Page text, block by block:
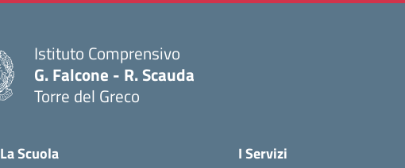
Istituto Comprensivo
G. Falcone - R. Scauda
Torre del Greco
La Scuola I Servizi